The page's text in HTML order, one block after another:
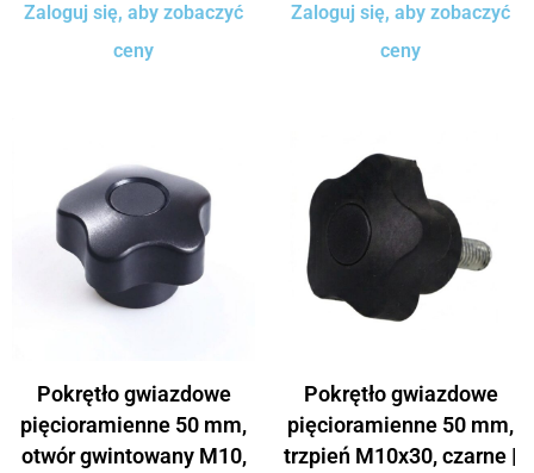
Zaloguj się, aby zobaczyć
ceny
Zaloguj się, aby zobaczyć
ceny
Pokrętło gwiazdowe
pięcioramienne 50 mm,
otwór gwintowany M10,
Pokrętło gwiazdowe
pięcioramienne 50 mm,
trzpień M10x30, czarne |